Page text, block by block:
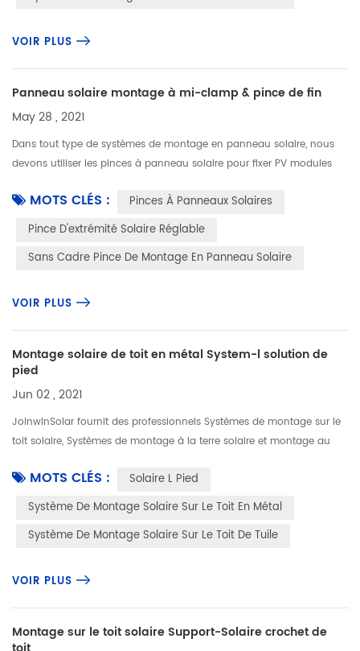
VOIR PLUS
Panneau solaire montage à mi-clamp & pince de fin
May 28 , 2021
Dans tout type de systèmes de montage en panneau solaire, nous
devons utiliser les pinces à panneau solaire pour fixer PV modules
...
MOTS CLÉS :
Pinces À Panneaux Solaires
Pince D'extrémité Solaire Réglable
Sans Cadre Pince De Montage En Panneau Solaire
VOIR PLUS
Montage solaire de toit en métal System-l solution de
pied
Jun 02 , 2021
JoinwinSolar fournit des professionnels Systèmes de montage sur le
toit solaire, Systèmes de montage à la terre solaire et montage au
MOTS CLÉS :
Solaire L Pied
Système De Montage Solaire Sur Le Toit En Métal
Système De Montage Solaire Sur Le Toit De Tuile
VOIR PLUS
Montage sur le toit solaire Support-Solaire crochet de